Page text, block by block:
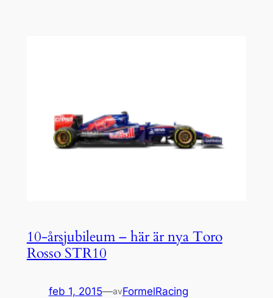
10-årsjubileum – här är nya Toro
Rosso STR10
feb 1, 2015—avFormelRacing